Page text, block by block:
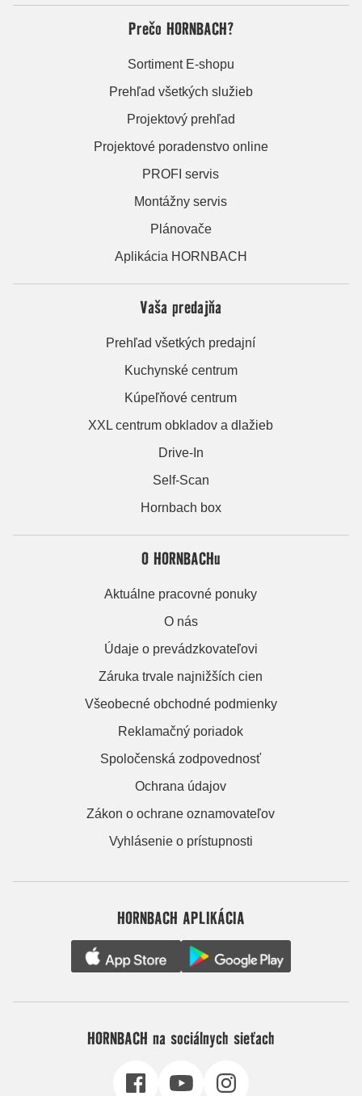
Prečo HORNBACH?
Sortiment E-shopu
Prehľad všetkých služieb
Projektový prehľad
Projektové poradenstvo online
PROFI servis
Montážny servis
Plánovače
Aplikácia HORNBACH
Vaša predajňa
Prehľad všetkých predajní
Kuchynské centrum
Kúpeľňové centrum
XXL centrum obkladov a dlažieb
Drive-In
Self-Scan
Hornbach box
O HORNBACHu
Aktuálne pracovné ponuky
O nás
Údaje o prevádzkovateľovi
Záruka trvale najnižších cien
Všeobecné obchodné podmienky
Reklamačný poriadok
Spoločenská zodpovednosť
Ochrana údajov
Zákon o ochrane oznamovateľov
Vyhlásenie o prístupnosti
HORNBACH APLIKÁCIA
HORNBACH na sociálnych sieťach